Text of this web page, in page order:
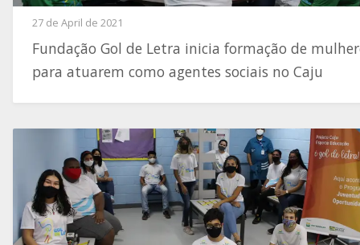
27 de April de 2021
Fundação Gol de Letra inicia formação de
para atuarem como agentes sociais no Caju